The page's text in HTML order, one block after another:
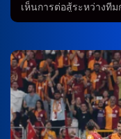
ด้วยความพร้อมและคว
หนึ่งในทีมที่น่าจับตามอ
ครั้งนี้ ฉะนั้น ไม่ว่าจะเ
หรือการดูบอลสด ทุกคน
ในฤดูกาลนี้ ทำให้ทุกค
ผลงานที่ยอดเยี่ยมของ
สนใจมาติดตามกันอย่า
ทำนาย การวิเคราะห์
ผลลัพธ์ของการแข่งขัน
เห็นการต่อสู้ระหว่างที
พรีเมียร์ลีก ซึ่งจะถ่ายท
การทำนายสถิติการพบ
แชมเปี้ยนส์ลีก พบกันไ
ชนะ 1 นัด และเสมอ 2
ในปี 2006 โดยทีมกาล
คะแนน 3-2 การทำนา
อย่างมาก เนื่องจากคว
แข็งแกร่งและมีสมรรถ